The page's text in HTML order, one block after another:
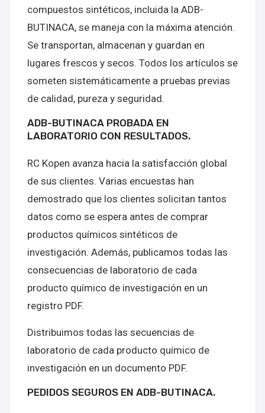
compuestos sintéticos, incluida la ADB-
BUTINACA, se maneja con la máxima atención.
Se transportan, almacenan y guardan en
lugares frescos y secos. Todos los artículos se
someten sistemáticamente a pruebas previas
de calidad, pureza y seguridad.
ADB-BUTINACA PROBADA EN
LABORATORIO CON RESULTADOS.
RC Kopen avanza hacia la satisfacción global
de sus clientes. Varias encuestas han
demostrado que los clientes solicitan tantos
datos como se espera antes de comprar
productos químicos sintéticos de
investigación. Además, publicamos todas las
consecuencias de laboratorio de cada
producto químico de investigación en un
registro PDF.
Distribuimos todas las secuencias de
laboratorio de cada producto químico de
investigación en un documento PDF.
PEDIDOS SEGUROS EN ADB-BUTINACA.